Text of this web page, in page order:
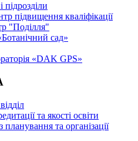
підрозділи
підвищення кваліфікації
"Поділля"
сад»
«DAK GPS»
та якості освіти
та організації